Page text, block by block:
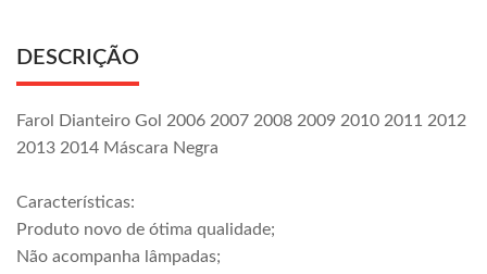
DESCRIÇÃO
Farol Dianteiro Gol 2006 2007 2008 2009 2010 2011 2012
2013 2014 Máscara Negra
Características:
Produto novo de ótima qualidade;
Não acompanha lâmpadas;